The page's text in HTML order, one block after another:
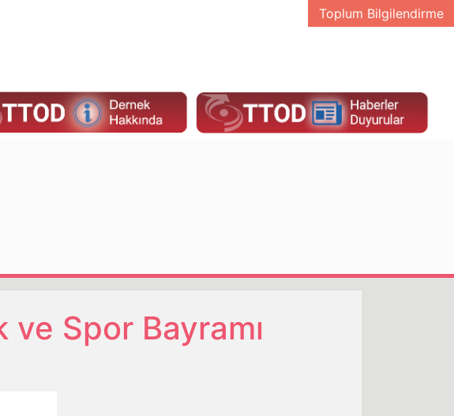
Toplum Bilgilendirme
Spor Bayramı